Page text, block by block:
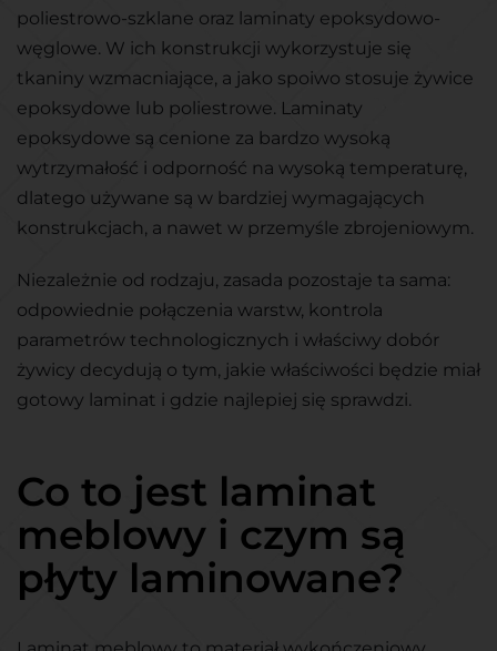
poliestrowo-szklane oraz laminaty epoksydowo-
węglowe. W ich konstrukcji wykorzystuje się
tkaniny wzmacniające, a jako spoiwo stosuje żywice
epoksydowe lub poliestrowe. Laminaty
epoksydowe są cenione za bardzo wysoką
wytrzymałość i odporność na wysoką temperaturę,
dlatego używane są w bardziej wymagających
konstrukcjach, a nawet w przemyśle zbrojeniowym.
Niezależnie od rodzaju, zasada pozostaje ta sama:
odpowiednie połączenia warstw, kontrola
parametrów technologicznych i właściwy dobór
żywicy decydują o tym, jakie właściwości będzie miał
gotowy laminat i gdzie najlepiej się sprawdzi.
Co to jest laminat
meblowy i czym są
płyty laminowane?